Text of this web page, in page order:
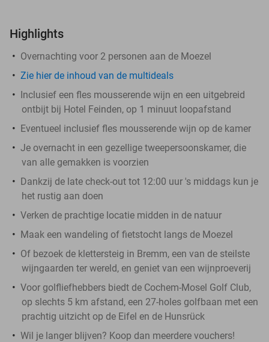
Highlights
Overnachting voor 2 personen aan de Moezel
Zie hier de inhoud van de multideals
Inclusief een fles mousserende wijn en een uitgebreid
ontbijt bij Hotel Feinden, op 1 minuut loopafstand
Eventueel inclusief fles mousserende wijn op de kamer
Je overnacht in een gezellige tweepersoonskamer, die
van alle gemakken is voorzien
Dankzij de late check-out tot 12:00 uur 's middags kun je
het rustig aan doen
Verken de prachtige locatie midden in de natuur
Maak een wandeling of fietstocht langs de Moezel
Of bezoek de klettersteig in Bremm, een van de steilste
wijngaarden ter wereld, en geniet van een wijnproeverij
Voor golfliefhebbers biedt de Cochem-Mosel Golf Club,
op slechts 5 km afstand, een 27-holes golfbaan met een
prachtig uitzicht op de Eifel en de Hunsrück
Wil je langer blijven? Koop dan meerdere vouchers!